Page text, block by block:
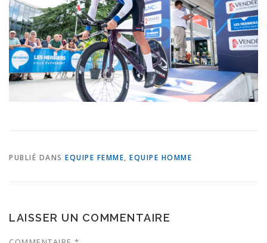
PUBLIÉ DANS EQUIPE FEMME, EQUIPE HOMME
LAISSER UN COMMENTAIRE